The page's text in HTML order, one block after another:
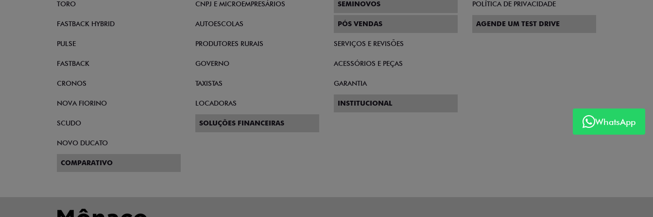
WhatsApp
TORO
FASTBACK HYBRID
PULSE
FASTBACK
CRONOS
NOVA FIORINO
SCUDO
NOVO DUCATO
CNPJ E MICROEMPRESÁRIOS
AUTOESCOLAS
PRODUTORES RURAIS
GOVERNO
TAXISTAS
LOCADORAS
SOLUÇÕES FINANCEIRAS
SEMINOVOS
PÓS VENDAS
SERVIÇOS E REVISÕES
ACESSÓRIOS E PEÇAS
GARANTIA
INSTITUCIONAL
POLÍTICA DE PRIVACIDADE
AGENDE UM TEST DRIVE
COMPARATIVO